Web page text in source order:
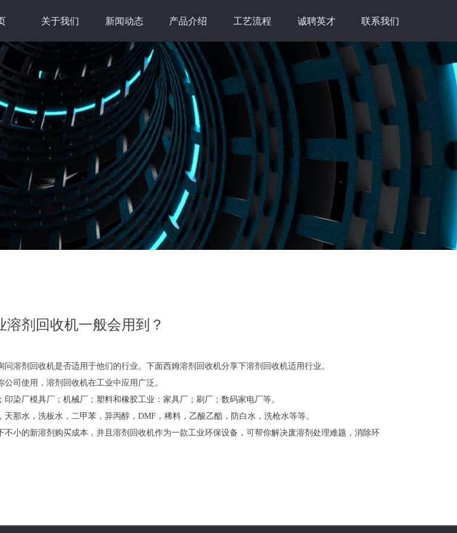
关于我们 新闻动态 产品介绍 工艺流程 诚聘英才 联系我们
溶剂回收机一般会用到？
溶剂回收机是否适用于他们的行业。下面西姆溶剂回收机分享下溶剂回收机适用行业。
司使用，溶剂回收机在工业中应用广泛。
厂模具厂；机械厂；塑料和橡胶工业：家具厂；刷厂；数码家电厂等。
水，洗板水，二甲苯，异丙醇，DMF，稀料，乙酸乙酯，防白水，洗枪水等等。
的新溶剂购买成本，并且溶剂回收机作为一款工业环保设备，可帮你解决废溶剂处理难题，消除环